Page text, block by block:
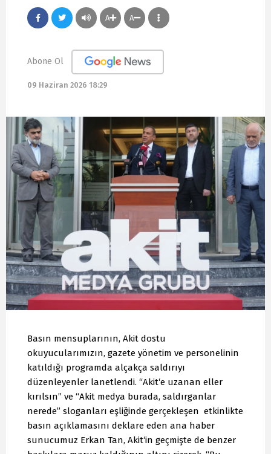
A A
Abone Ol
09 Haziran 2026 18:29
Basın mensuplarının, Akit dostu
okuyucularımızın, gazete yönetim ve personelinin
katıldığı programda alçakça saldırıyı
düzenleyenler lanetlendi. “Akit‘e uzanan eller
kırılsın” ve “Akit medya burada, saldırganlar
nerede” sloganları eşliğinde gerçekleşen etkinlikte
basın açıklamasını deklare eden ana haber
sunucumuz Erkan Tan, Akit‘in geçmişte de benzer